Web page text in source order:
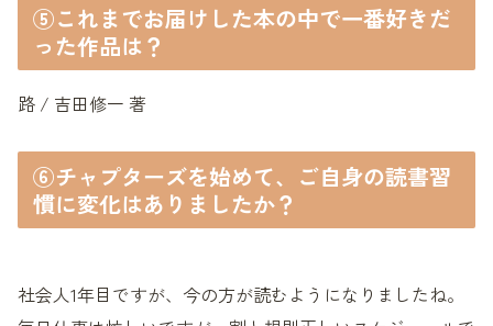
⑤これまでお届けした本の中で一番好きだ
った作品は？
路 / 吉田修一 著
⑥チャプターズを始めて、ご自身の読書習
慣に変化はありましたか？
社会人1年目ですが、今の方が読むようになりましたね。